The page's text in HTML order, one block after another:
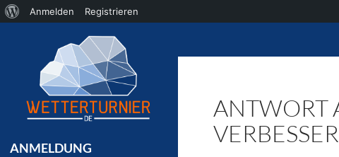
ANTWORT
ANMELDUNG
Über
Anmelden Registrieren